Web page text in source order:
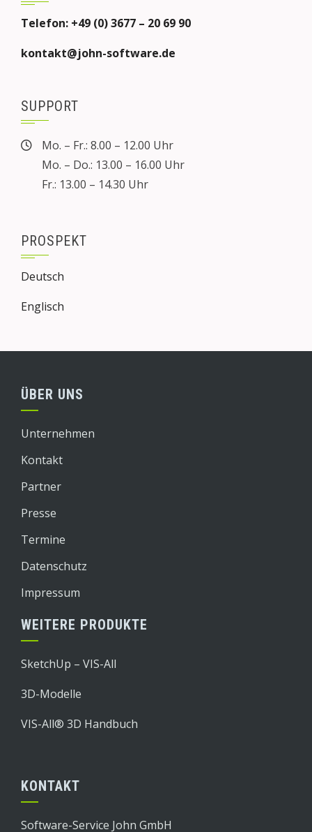
Telefon: +49 (0) 3677 – 20 69 90
kontakt@john-software.de
SUPPORT
Mo. – Fr.: 8.00 – 12.00 Uhr
Mo. – Do.: 13.00 – 16.00 Uhr
Fr.: 13.00 – 14.30 Uhr
PROSPEKT
Deutsch
Englisch
ÜBER UNS
Unternehmen
Kontakt
Partner
Presse
Termine
Datenschutz
Impressum
WEITERE PRODUKTE
SketchUp – VIS-All
3D-Modelle
VIS-All® 3D Handbuch
KONTAKT
Software-Service John GmbH